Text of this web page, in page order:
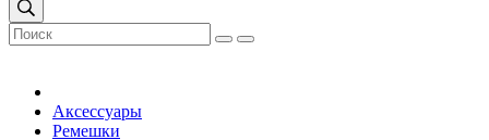
Аксессуары
Ремешки